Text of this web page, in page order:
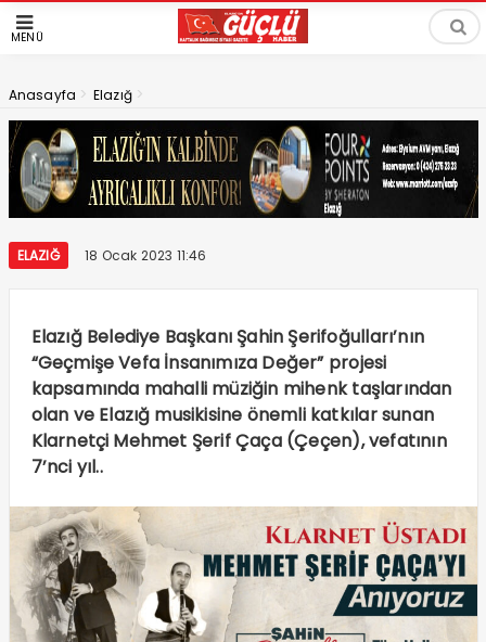
MENÜ
Anasayfa > Elazığ >
ELAZIĞ 18 Ocak 2023 11:46
Elazığ Belediye Başkanı Şahin Şerifoğulları’nın
“Geçmişe Vefa İnsanımıza Değer” projesi
kapsamında mahalli müziğin mihenk taşlarından
olan ve Elazığ musikisine önemli katkılar sunan
Klarnetçi Mehmet Şerif Çaça (Çeçen), vefatının
7’nci yıl..